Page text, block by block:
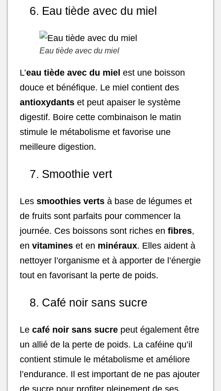
6. Eau tiède avec du miel
Eau tiède avec du miel
L’eau tiède avec du miel est une boisson
douce et bénéfique. Le miel contient des
antioxydants et peut apaiser le système
digestif. Boire cette combinaison le matin
stimule le métabolisme et favorise une
meilleure digestion.
7. Smoothie vert
Les smoothies verts à base de légumes et
de fruits sont parfaits pour commencer la
journée. Ces boissons sont riches en fibres,
en vitamines et en minéraux. Elles aident à
nettoyer l’organisme et à apporter de l’énergie
tout en favorisant la perte de poids.
8. Café noir sans sucre
Le café noir sans sucre peut également être
un allié de la perte de poids. La caféine qu’il
contient stimule le métabolisme et améliore
l’endurance. Il est important de ne pas ajouter
de sucre pour profiter pleinement de ses